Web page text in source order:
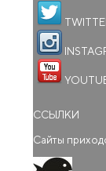
ССЫЛКИ
Сайты